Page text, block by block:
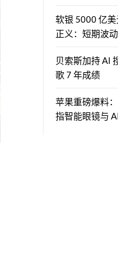
软银 5000 亿
正义：短期波
贝索斯加持 AI
歌 7 年成绩
苹果重磅爆料
指智能眼镜与